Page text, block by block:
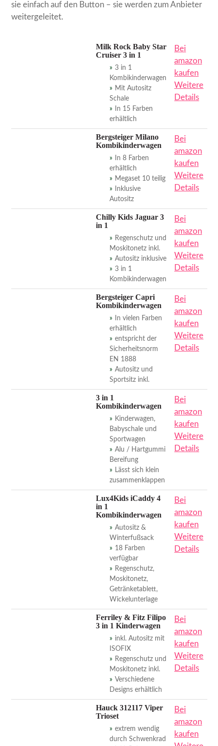
sie einfach auf den Button – sie werden zum Anbieter
weitergeleitet.
Milk Rock Baby Star
Cruiser 3 in 1
3 in 1
Kombikinderwagen
Mit Autositz
Schale
In 15 Farben
erhältlich
Bei
amazon
kaufen
Weitere
Details
Bergsteiger Milano
Kombikinderwagen
In 8 Farben
erhältlich
Megaset 10 teilig
Inklusive
Autositz
Bei
amazon
kaufen
Weitere
Details
Chilly Kids Jaguar 3
in 1
Regenschutz und
Moskitonetz inkl.
Autositz inklusive
3 in 1
Kombikinderwagen
Bei
amazon
kaufen
Weitere
Details
Bergsteiger Capri
Kombikinderwagen
In vielen Farben
erhältlich
entspricht der
Sicherheitsnorm
EN 1888
Autositz und
Sportsitz inkl.
Bei
amazon
kaufen
Weitere
Details
3 in 1
Kombikinderwagen
Kinderwagen,
Babyschale und
Sportwagen
Alu / Hartgummi
Bereifung
Lässt sich klein
zusammenklappen
Bei
amazon
kaufen
Weitere
Details
Lux4Kids iCaddy 4
in 1
Kombikinderwagen
Autositz &
Winterfußsack
18 Farben
verfügbar
Regenschutz,
Moskitonetz,
Getränketablett,
Wickelunterlage
Bei
amazon
kaufen
Weitere
Details
Ferriley & Fitz Filipo
3 in 1 Kinderwagen
inkl. Autositz mit
ISOFIX
Regenschutz und
Moskitonetz inkl.
Verschiedene
Designs erhältlich
Bei
amazon
kaufen
Weitere
Details
Hauck 312117 Viper
Trioset
extrem wendig
durch Schwenkrad
Bei
amazon
kaufen